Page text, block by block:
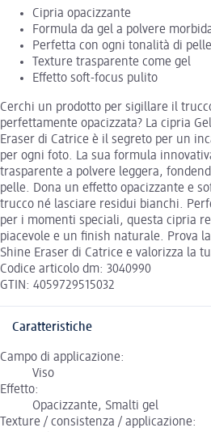
Cipria opacizzante
Formula da gel a polvere
Perfetta con ogni tonalità di pelle
Texture trasparente come gel
Effetto soft-focus pulito
Cerchi un prodotto per sigillare il
perfettamente opacizzata? La cipria
Eraser di Catrice è il segreto per un
per ogni foto. La sua formula
trasparente a polvere leggera,
pelle. Dona un effetto opacizzante e
trucco né lasciare residui bianchi.
per i momenti speciali, questa cipria
piacevole e un finish naturale. Prova
Shine Eraser di Catrice e valorizza la
Codice articolo dm: 3040990
GTIN: 4059729515032
Caratteristiche
Campo di applicazione:
Viso
Effetto:
Opacizzante, Smalti gel
Texture / consistenza / applicazione: